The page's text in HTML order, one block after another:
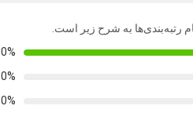
رتبه‌بندی‌ها به شرح زیر است.
0%
0%